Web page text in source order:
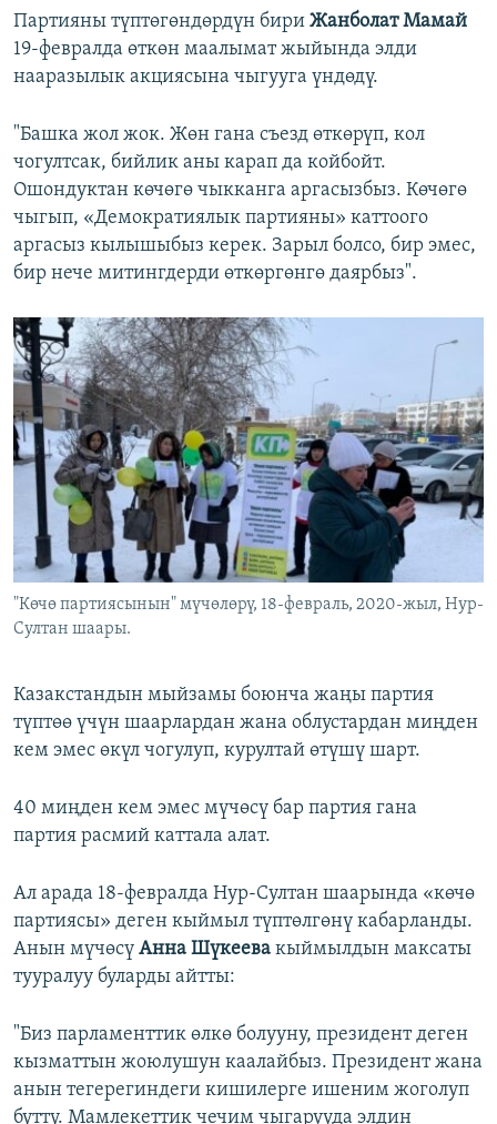
Партияны түптөгөндөрдүн бири Жанболат Мамай
19-февралда өткөн маалымат жыйында элди
нааразылык акциясына чыгууга үндөдү.
"Башка жол жок. Жөн гана съезд өткөрүп, кол
чогултсак, бийлик аны карап да койбойт.
Ошондуктан көчөгө чыкканга аргасызбыз. Көчөгө
чыгып, «Демократиялык партияны» каттоого
аргасыз кылышыбыз керек. Зарыл болсо, бир эмес,
бир нече митингдерди өткөргөнгө даярбыз".
"Көчө партиясынын" мүчөлөрү, 18-февраль, 2020-жыл, Нур-
Султан шаары.
Казакстандын мыйзамы боюнча жаңы партия
түптөө үчүн шаарлардан жана облустардан миңден
кем эмес өкүл чогулуп, курултай өтүшү шарт.
40 миңден кем эмес мүчөсү бар партия гана
партия расмий каттала алат.
Ал арада 18-февралда Нур-Султан шаарында «көчө
партиясы» деген кыймыл түптөлгөнү кабарланды.
Анын мүчөсү Анна Шүкеева кыймылдын максаты
тууралуу буларды айтты:
"Биз парламенттик өлкө болууну, президент деген
кызматтын жоюлушун каалайбыз. Президент жана
анын тегерегиндеги кишилерге ишеним жоголуп
бүттү. Мамлекеттик чечим чыгарууда элдин